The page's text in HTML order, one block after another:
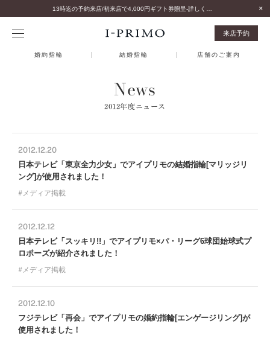
来店予約
婚約指輪 結婚指輪 店舗のご案内
News
2012年度ニュース
2012.12.20
日本テレビ「東京全力少女」でアイプリモの結婚指輪[マリッジリ
ング]が使用されました！
メディア掲載
2012.12.12
日本テレビ「スッキリ!!」でアイプリモ×パ・リーグ6球団始球式プ
ロポーズが紹介されました！
メディア掲載
2012.12.10
フジテレビ「再会」でアイプリモの婚約指輪[エンゲージリング]が
使用されました！